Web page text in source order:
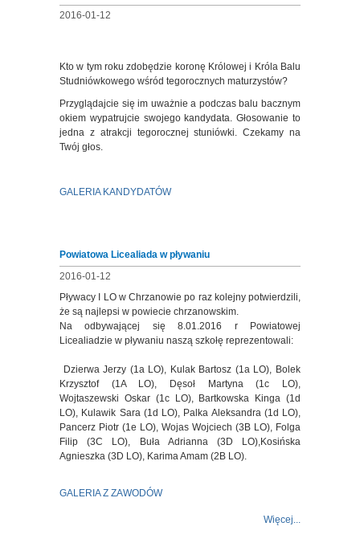
2016-01-12
Kto w tym roku zdobędzie koronę Królowej i Króla Balu
Studniówkowego wśród tegorocznych maturzystów?
Przyglądajcie się im uważnie a podczas balu bacznym
okiem wypatrujcie swojego kandydata. Głosowanie to
jedna z atrakcji tegorocznej stuniówki. Czekamy na
Twój głos.
GALERIA KANDYDATÓW
Powiatowa Licealiada w pływaniu
2016-01-12
Pływacy I LO w Chrzanowie po raz kolejny potwierdzili,
że są najlepsi w powiecie chrzanowskim.
Na odbywającej się 8.01.2016 r Powiatowej
Licealiadzie w pływaniu naszą szkołę reprezentowali:
Dzierwa Jerzy (1a LO), Kulak Bartosz (1a LO), Bolek
Krzysztof (1A LO), Dęsoł Martyna (1c LO),
Wojtaszewski Oskar (1c LO), Bartkowska Kinga (1d
LO), Kulawik Sara (1d LO), Palka Aleksandra (1d LO),
Pancerz Piotr (1e LO), Wojas Wojciech (3B LO), Folga
Filip (3C LO), Buła Adrianna (3D LO),Kosińska
Agnieszka (3D LO), Karima Amam (2B LO).
GALERIA Z ZAWODÓW
Więcej...